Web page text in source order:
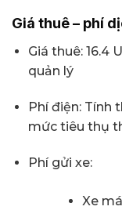
Giá thuê – phí
Giá thuê: 16.4
quản lý
Phí điện: Tính
mức tiêu thụ
Phí gửi xe:
Xe